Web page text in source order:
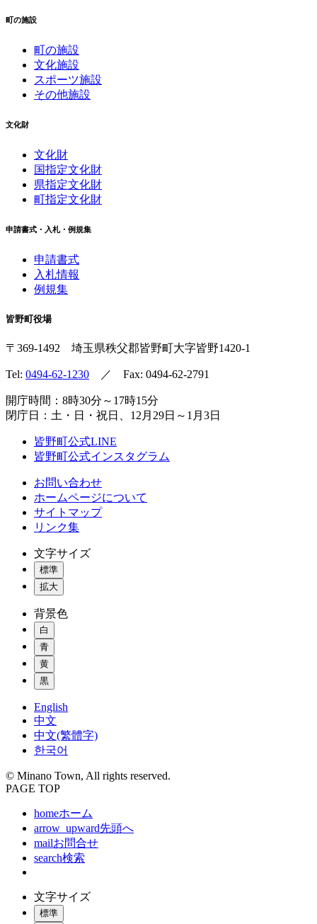
町の施設
町の施設
文化施設
スポーツ施設
その他施設
文化財
文化財
国指定文化財
県指定文化財
町指定文化財
申請書式・入札・例規集
申請書式
入札情報
例規集
皆野町役場
〒369-1492 埼玉県秩父郡皆野町 大字皆野1420-1
Tel: 0494-62-1230 ／ Fax: 0494-62-2791
開庁時間：8時30分～17時15分
閉庁日：土・日・祝日、12月29日～1月3日
皆野町公式LINE
皆野町公式インスタグラム
お問い合わせ
ホームページについて
サイトマップ
リンク集
文字サイズ
標準
拡大
背景色
白
青
黄
黒
English
中文
中文(繁體字)
한국어
© Minano Town, All rights reserved.
PAGE TOP
homeホーム
arrow_upward先頭へ
mailお問合せ
search検索
文字サイズ
標準